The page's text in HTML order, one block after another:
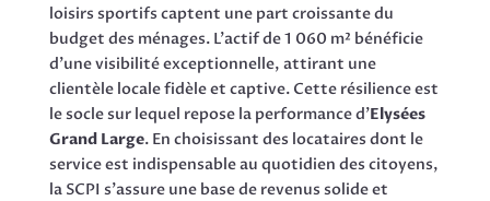
loisirs sportifs captent une part croissante du
budget des ménages. L’actif de 1 060 m² bénéficie
d’une visibilité exceptionnelle, attirant une
clientèle locale fidèle et captive. Cette résilience est
le socle sur lequel repose la performance d’Elysées
Grand Large. En choisissant des locataires dont le
service est indispensable au quotidien des citoyens,
la SCPI s’assure une base de revenus solide et